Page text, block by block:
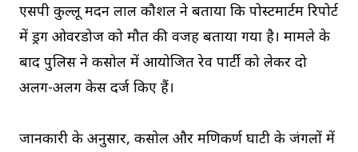
एसपी कुल्लू मदन लाल कौशल ने बताया कि पोस्टमार्टम रिपोर्ट
में ड्रग ओवरडोज को मौत की वजह बताया गया है। मामले के
बाद पुलिस ने कसोल में आयोजित रेव पार्टी को लेकर दो
अलग-अलग केस दर्ज किए हैं।
जानकारी के अनुसार, कसोल और मणिकर्ण घाटी के जंगलों में